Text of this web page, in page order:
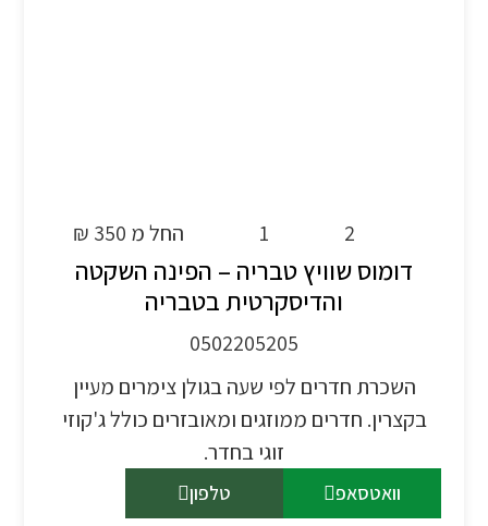
החל מ 350 ₪ 1 2
דומוס שוויץ טבריה – הפינה השקטה
והדיסקרטית בטבריה
0502205205
השכרת חדרים לפי שעה בגולן צימרים מעיין
בקצרין. חדרים ממוזגים ומאובזרים כולל ג'קוזי
זוגי בחדר.
וואטסאפ
טלפון